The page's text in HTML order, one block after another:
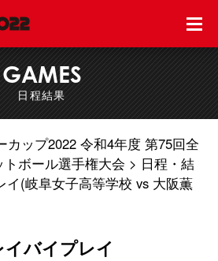
GAMES
日程結果
カップ2022 令和4年度 第75回全
ボール選手権大会
日程・結
イ(岐阜女子高等学校 vs 大阪薫
イバイプレイ